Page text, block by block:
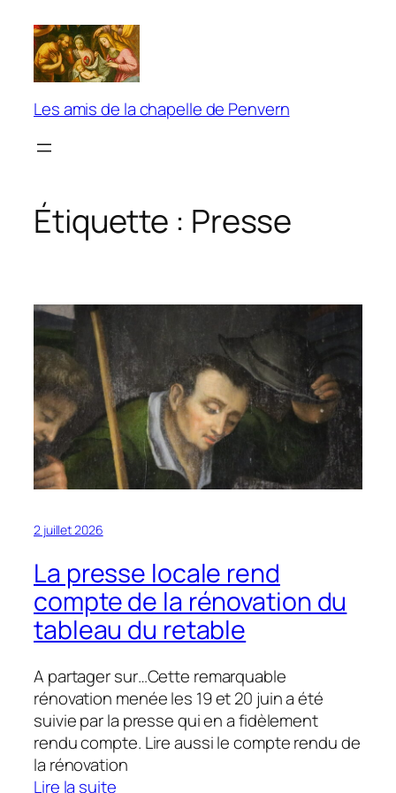
contenu
Les amis de la chapelle de Penvern
Étiquette : Presse
2 juillet 2026
La presse locale rend
compte de la rénovation du
tableau du retable
A partager sur…Cette remarquable
rénovation menée les 19 et 20 juin a été
suivie par la presse qui en a fidèlement
rendu compte. Lire aussi le compte rendu de
la rénovation
Lire la suite: